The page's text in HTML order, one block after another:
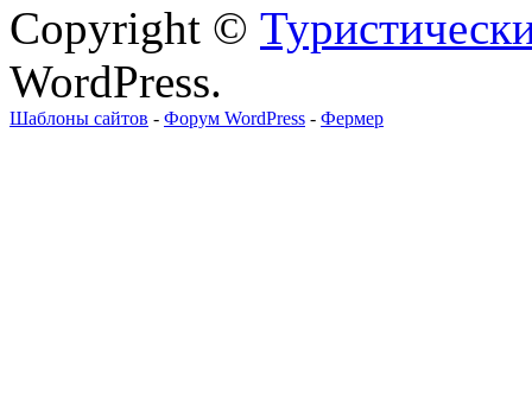
Copyright ©
WordPress.
Шаблоны сайтов - Форум WordPress - Фермер